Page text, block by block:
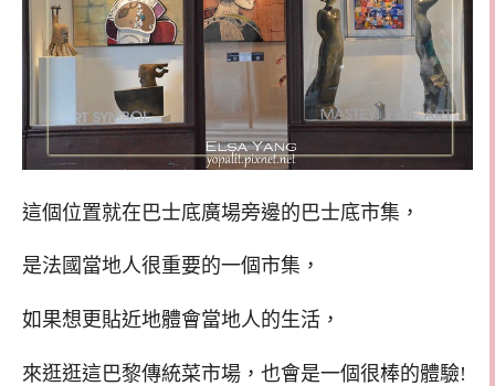
這個位置就在巴士底廣場旁邊的巴士底市集，
是法國當地人很重要的一個市集，
如果想更貼近地體會當地人的生活，
來逛逛這巴黎傳統菜市場，也會是一個很棒的體驗!